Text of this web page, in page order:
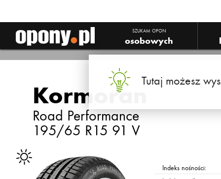
SZUKAM OPON
osobowych
Tutaj możesz
Kormoran
Road Performance
195/65 R15 91 V
Indeks nośności: